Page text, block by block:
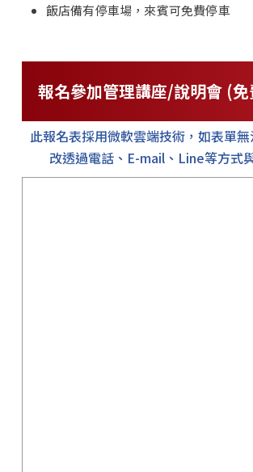
飯店備有停車場，來賓可免費停車
報名參加管理講座/說明會 (
此報名表採用微軟雲端技術，如表單
改透過電話、E-mail、Line等方式